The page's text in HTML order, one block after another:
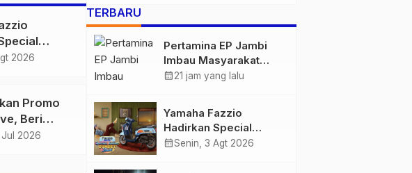
Blue,
2026
Promo
Beri
Daya
Jul 2026
TERBARU
Pertamina EP Jambi
Imbau Masyarakat
Tidak Beraktivitas di
Bersama
calendar_month21 jam yang lalu
Yamaha Fazzio
Hadirkan Special
Edition Sunset Blue,
calendar_monthSenin, 3 Agt 2026